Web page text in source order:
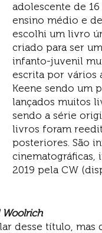
adolescente de
ensino médio e
escolhi um livro
criado para ser
infanto-juvenil
escrita por vários
Keene sendo um
lançados muitos
sendo a série
livros foram
posteriores. São
cinematográficas,
2019 pela CW
desse título, mas